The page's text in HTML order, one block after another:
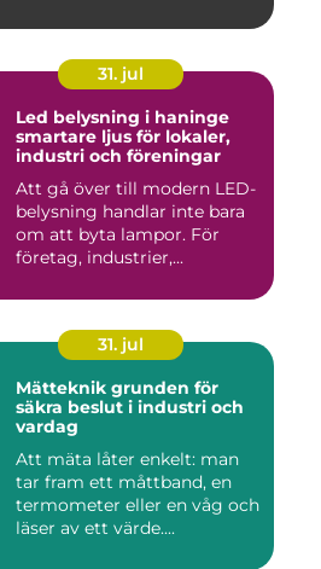
31. jul
Led belysning i haninge
smartare ljus för lokaler,
industri och föreningar
Att gå över till modern LED-
belysning handlar inte bara
om att byta lampor. För
företag, industrier,...
31. jul
Mätteknik grunden för
säkra beslut i industri och
vardag
Att mäta låter enkelt: man
tar fram ett måttband, en
termometer eller en våg och
läser av ett värde....